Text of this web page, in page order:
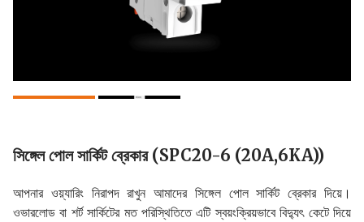
সিঙ্গেল পোল সার্কিট ব্রেকার (SPC20-6 (20A,6KA))
আপনার ওয়্যারিং নিরাপদ রাখুন আমাদের সিঙ্গেল পোল সার্কিট ব্রেকার দিয়ে।
ওভারলোড বা শর্ট সার্কিটের মত পরিস্থিতিতে এটি স্বয়ংক্রিয়ভাবে বিদ্যুৎ কেটে দিয়ে